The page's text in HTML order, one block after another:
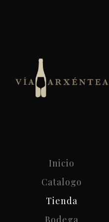
Inicio
Catalogo
Tienda
Bodega